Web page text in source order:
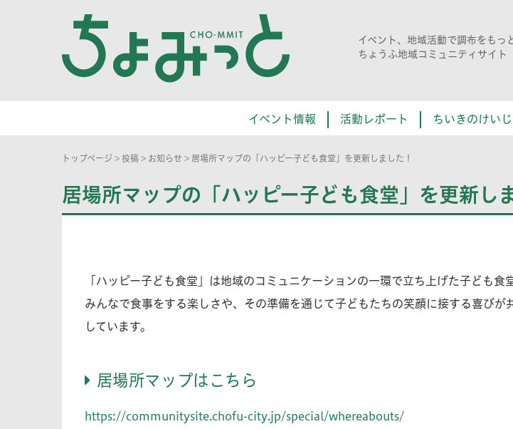
イベント、地域活動で調布をもっ
ちょうふ地域コミュニティサイト
イベント情報 活動レポート ちいきのけい
トップページ > 投稿 > お知らせ > 居場所マップの「ハッピー子ども食堂」を更新しました！
居場所マップの「ハッピー子ども食堂」を更新し
「ハッピー子ども食堂」は地域のコミュニケーションの一環で立ち上げた子ども食
みんなで食事をする楽しさや、その準備を通じて子どもたちの笑顔に接する喜びが
しています。
居場所マップはこちら
https://communitysite.chofu-city.jp/special/whereabouts/